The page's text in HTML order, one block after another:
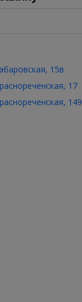
15в
17
149